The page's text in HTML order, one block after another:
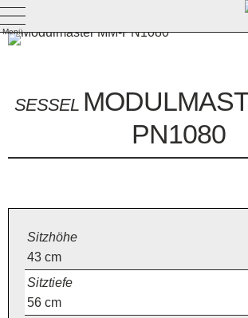
Menü
SESSEL
PN1080
Sitzhöhe
43 cm
Sitztiefe
56 cm